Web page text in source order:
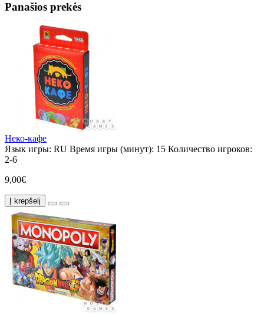
Panašios prekės
Неко-кафе
Язык игры: RU Время игры (минут): 15 Количество игроков:
2-6
9,00€
Į krepšelį